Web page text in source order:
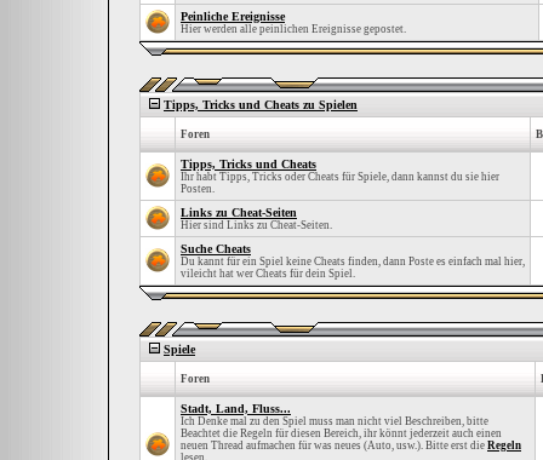
Peinliche Ereignisse
Hier werden alle peinlichen Ereignisse gepostet.
Tipps, Tricks und Cheats zu Spielen
Foren
Tipps, Tricks und Cheats
Ihr habt Tipps, Tricks oder Cheats für Spiele, dann kannst du sie hier
Posten.
Links zu Cheat-Seiten
Hier sind Links zu Cheat-Seiten.
Suche Cheats
Du kannt für ein Spiel keine Cheats finden, dann Poste es einfach mal hier,
vileicht hat wer Cheats für dein Spiel.
Spiele
Foren
Stadt, Land, Fluss...
Ich Denke mal zu den Spiel muss man nicht viel Beschreiben, bitte
Beachtet die Regeln für diesen Bereich, ihr könnt jederzeit auch einen
neuen Thread aufmachen für was neues (Auto, usw.). Bitte erst die Regeln
lesen.